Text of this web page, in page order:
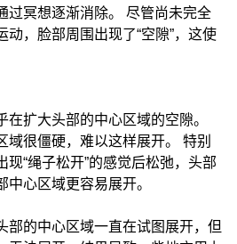
过冥想逐渐消除。 尽管尚未完全
，脸部周围出现了“空隙”，这使
扩大头部的中心区域的空隙。
域很僵硬，难以这样展开。 特别
现“绳子松开”的感觉后松弛，头部
心区域更容易展开。
部的中心区域一直在试图展开，但